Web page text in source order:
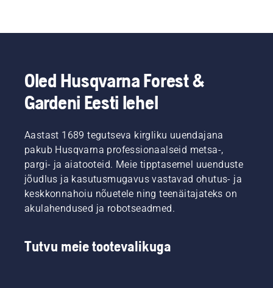
Oled Husqvarna Forest &
Gardeni Eesti lehel
Aastast 1689 tegutseva kirgliku uuendajana
pakub Husqvarna professionaalseid metsa-,
pargi- ja aiatooteid. Meie tipptasemel uuenduste
jõudlus ja kasutusmugavus vastavad ohutus- ja
keskkonnahoiu nõuetele ning teenäitajateks on
akulahendused ja robotseadmed.
Tutvu meie tootevalikuga